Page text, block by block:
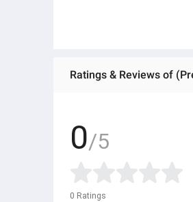
Ratings & Reviews of
0/5
0 Ratings